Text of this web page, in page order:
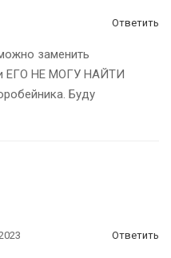
Ответить
заменить
ЕГО НЕ МОГУ НАЙТИ
Буду
Ответить